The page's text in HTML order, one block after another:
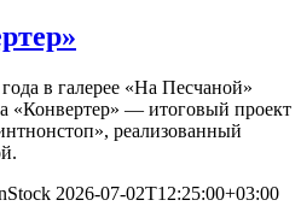
в галерее «На Песчаной»
«Конвертер» — итоговый проект
реализованный
2026-07-02T12:25:00+03:00